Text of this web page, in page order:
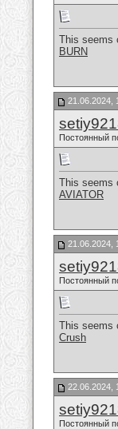
This seems
BURN
21.06.2024,
Постоянный
This seems
AVIATOR
21.06.2024,
Постоянный
This seems
Crush
22.06.2024,
Постоянный